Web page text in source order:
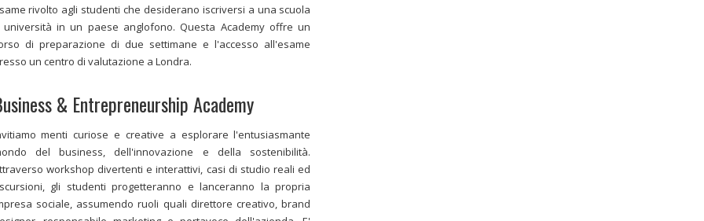
rivolto agli studenti che desiderano iscriversi a una scuola
università in un paese anglofono. Questa Academy offre un
di preparazione di due settimane e l'accesso all'esame
un centro di valutazione a Londra.
& Entrepreneurship Academy
menti curiose e creative a esplorare l'entusiasmante
del business, dell'innovazione e della sostenibilità.
workshop divertenti e interattivi, casi di studio reali ed
gli studenti progetteranno e lanceranno la propria
sociale, assumendo ruoli quali direttore creativo, brand